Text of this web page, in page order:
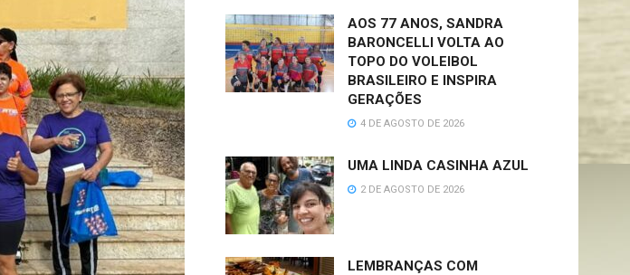
AOS 77 ANOS, SANDRA
BARONCELLI VOLTA AO
TOPO DO VOLEIBOL
BRASILEIRO E INSPIRA
GERAÇÕES
4 DE AGOSTO DE 2026
UMA LINDA CASINHA AZUL
2 DE AGOSTO DE 2026
LEMBRANÇAS COM